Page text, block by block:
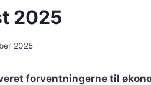
2025
2025
forventningerne til